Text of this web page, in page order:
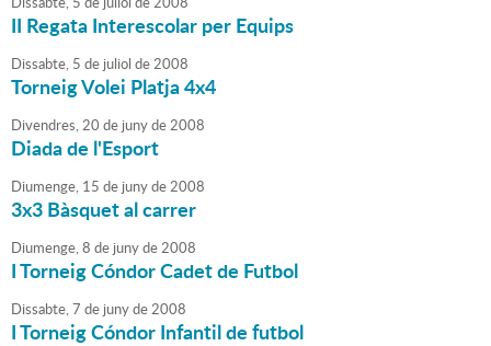
II Regata Interescolar per Equips
Dissabte, 5 de juliol de2008
Torneig Volei Platja 4x4
Divendres,20 de junyde2008
Diada de l'Esport
Diumenge, 15 de junyde2008
3x3 Bàsquet al carrer
Diumenge,8 de junyde2008
I Torneig Cóndor Cadet de Futbol
Dissabte,7 de junyde2008
I Torneig Cóndor Infantil de futbol